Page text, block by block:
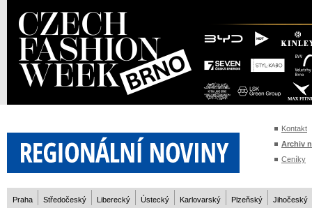
Kontakt
Archiv
Ceníky
Praha Středočeský Liberecký Ústecký Karlovarský Plzeňský Jihočeský